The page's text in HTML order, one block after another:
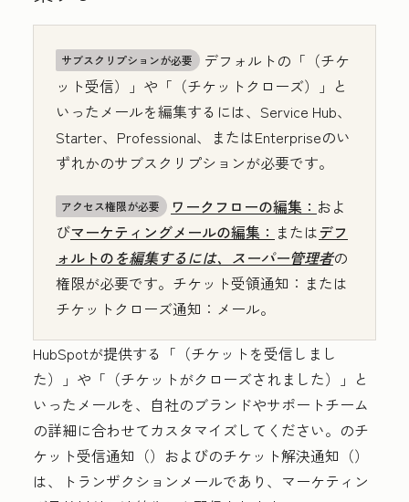
サブスクリプションが必要 デフォルトの「 （チケ
ット受信）」 や「 （チケットクローズ）」 と
いったメールを編集するには、 Service Hub、
Starter、 Professional、またはEnterpriseのい
ずれかのサブスクリプションが必要です。
アクセス権限が必要 ワークフローの編集： およ
びマーケティングメールの編集： またはデフ
ォルトのを編集するには、スーパー管理者の
権限が必要です。チケット受領通知：または
チケットクローズ通知： メール。
HubSpotが提供する「 （チケットを受信しまし
た）」 や「 （チケットがクローズされました）」 と
いったメールを、自社のブランドやサポートチーム
の詳細に合わせてカスタマイズしてください。 のチ
ケット受信通知（）およびのチケット解決通知（）
は、トランザクションメールであり、マーケティン